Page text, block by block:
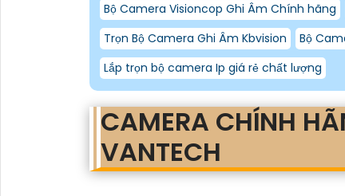
Bộ Camera Visioncop Ghi Âm Chính hãng
Trọn Bộ Camera Ghi Âm Kbvision
Bộ
Lắp trọn bộ camera Ip giá rẻ chất lượng
CAMERA CHÍNH
VANTECH